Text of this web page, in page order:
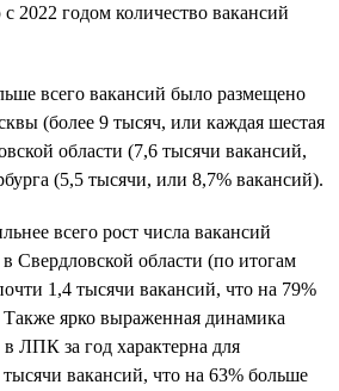
2022 годом количество вакансий
всего вакансий было размещено
(более 9 тысяч, или каждая шестая
области (7,6 тысячи вакансий,
(5,5 тысячи, или 8,7% вакансий).
всего рост числа вакансий
Свердловской области (по итогам
1,4 тысячи вакансий, что на 79%
ярко выраженная динамика
в ЛПК за год характерна для
вакансий, что на 63% больше